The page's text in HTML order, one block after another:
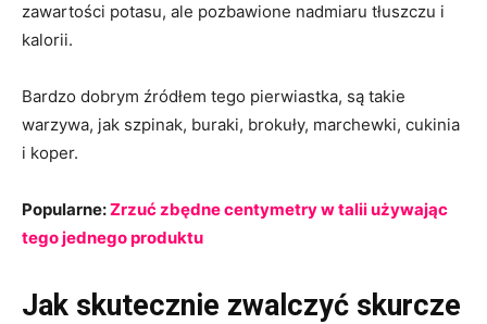
zawartości potasu, ale pozbawione nadmiaru tłuszczu i
kalorii.
Bardzo dobrym źródłem tego pierwiastka, są takie
warzywa, jak szpinak, buraki, brokuły, marchewki, cukinia
i koper.
Popularne:Zrzuć zbędne centymetry w talii używając
tego jednego produktu
Jak skutecznie zwalczyć skurcze